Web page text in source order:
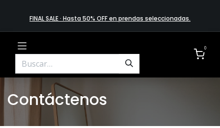
FINAL SALE · Hasta 50% OFF en prendas​ selecciona​das.
0
Contáctenos